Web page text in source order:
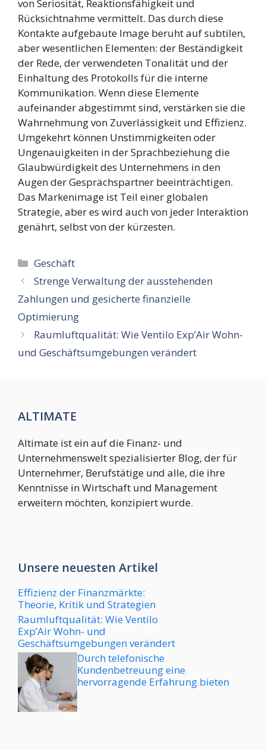
von Seriosität, Reaktionsfähigkeit und
Rücksichtnahme vermittelt. Das durch diese
Kontakte aufgebaute Image beruht auf subtilen,
aber wesentlichen Elementen: der Beständigkeit
der Rede, der verwendeten Tonalität und der
Einhaltung des Protokolls für die interne
Kommunikation. Wenn diese Elemente
aufeinander abgestimmt sind, verstärken sie die
Wahrnehmung von Zuverlässigkeit und Effizienz.
Umgekehrt können Unstimmigkeiten oder
Ungenauigkeiten in der Sprachbeziehung die
Glaubwürdigkeit des Unternehmens in den
Augen der Gesprächspartner beeinträchtigen.
Das Markenimage ist Teil einer globalen
Strategie, aber es wird auch von jeder Interaktion
genährt, selbst von der kürzesten.
Kategorien
Geschäft
Strenge Verwaltung der ausstehenden
Zahlungen und gesicherte finanzielle
Optimierung
Raumluftqualität: Wie Ventilo Exp’Air Wohn-
und Geschäftsumgebungen verändert
ALTIMATE
Altimate ist ein auf die Finanz- und
Unternehmenswelt spezialisierter Blog, der für
Unternehmer, Berufstätige und alle, die ihre
Kenntnisse in Wirtschaft und Management
erweitern möchten, konzipiert wurde.
Unsere neuesten Artikel
Effizienz der Finanzmärkte:
Theorie, Kritik und Strategien
Raumluftqualität: Wie Ventilo
Exp’Air Wohn- und
Geschäftsumgebungen verändert
Durch telefonische
Kundenbetreuung eine
hervorragende Erfahrung bieten